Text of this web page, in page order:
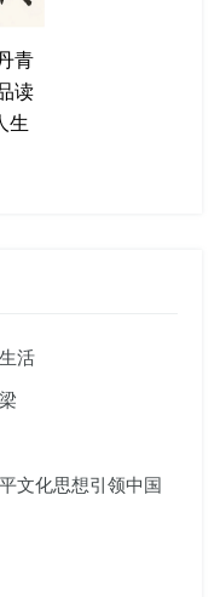
青
读
生
活
文化思想引领中国